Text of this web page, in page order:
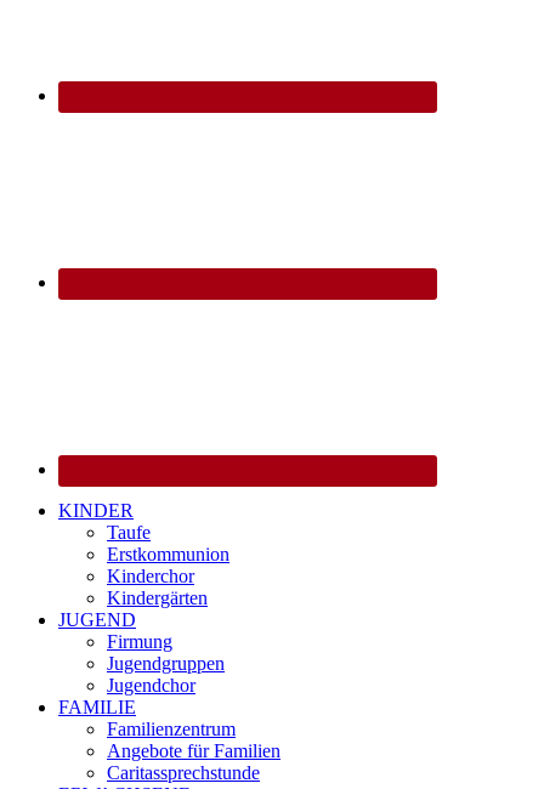
KINDER
Taufe
Erstkommunion
Kinderchor
Kindergärten
JUGEND
Firmung
Jugendgruppen
Jugendchor
FAMILIE
Familienzentrum
Angebote für Familien
Caritassprechstunde